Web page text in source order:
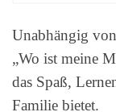
Unabhängig
„Wo ist meine
das Spaß,
Familie bietet.